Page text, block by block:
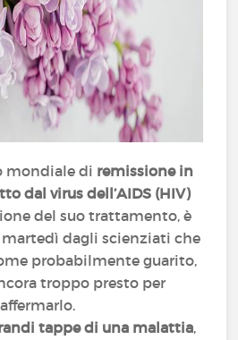
mondiale di remissione in
dal virus dell’AIDS (HIV)
del suo trattamento, è
dagli scienziati che
probabilmente guarito,
troppo presto per
affermarlo.
tappe di una malattia,